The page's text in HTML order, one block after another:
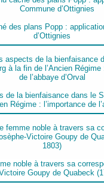
des plans Popp :
d’Ottignies
de la bienfaisance dans le
Régime : l’importance de
noble à travers sa
Goupy de Quabeck